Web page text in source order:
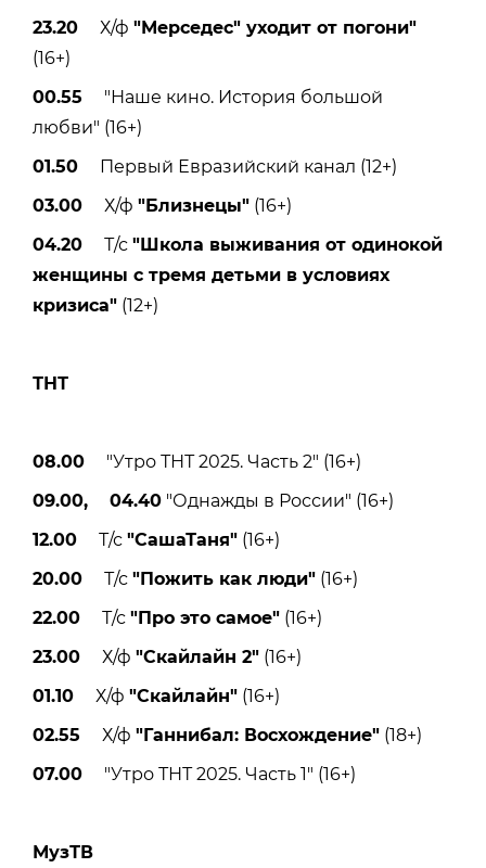
23.20 Х/ф "Мерседес" уходит от погони"
(16+)
00.55 "Наше кино. История большой
любви" (16+)
01.50 Первый Евразийский канал (12+)
03.00 Х/ф "Близнецы" (16+)
04.20 Т/с "Школа выживания от одинокой
женщины с тремя детьми в условиях
кризиса" (12+)
ТНТ
08.00 "Утро ТНТ 2025. Часть 2" (16+)
09.00, 04.40 "Однажды в России" (16+)
12.00 Т/с "СашаТаня" (16+)
20.00 Т/с "Пожить как люди" (16+)
22.00 Т/с "Про это самое" (16+)
23.00 Х/ф "Скайлайн 2" (16+)
01.10 Х/ф "Скайлайн" (16+)
02.55 Х/ф "Ганнибал: Восхождение" (18+)
07.00 "Утро ТНТ 2025. Часть 1" (16+)
МузТВ